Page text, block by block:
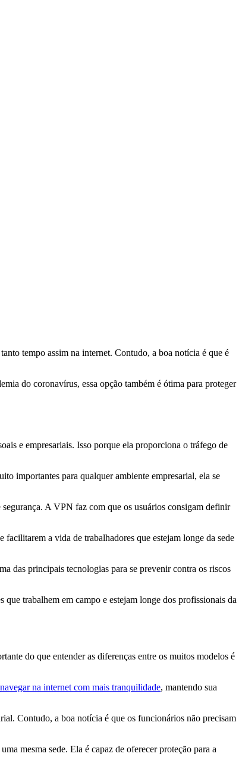
tempo assim na internet. Contudo, a boa notícia é que é
do coronavírus, essa opção também é ótima para proteger
e empresariais. Isso porque ela proporciona o tráfego de
importantes para qualquer ambiente empresarial, ela se
segurança. A VPN faz com que os usuários consigam definir
a vida de trabalhadores que estejam longe da sede
das principais tecnologias para se prevenir contra os riscos
trabalhem em campo e estejam longe dos profissionais da
do que entender as diferenças entre os muitos modelos é
navegar na internet com mais tranquilidade, mantendo sua
Contudo, a boa notícia é que os funcionários não precisam
mesma sede. Ela é capaz de oferecer proteção para a